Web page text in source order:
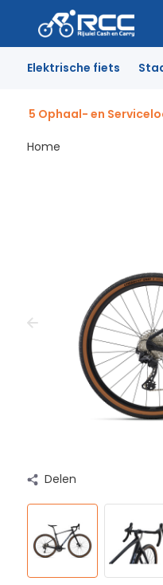
Elektrische fiets
5 Ophaal- en
Home
Delen